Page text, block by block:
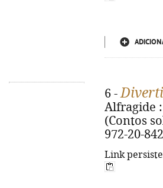
6 -
Alfragide
(Contos
972-20-
Link